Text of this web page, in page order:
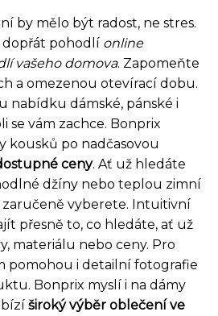
by mělo být radost, ne stres.
dopřát pohodlí online
vašeho domova. Zapomeňte
a omezenou otevírací dobu.
nabídku dámské, pánské i
se vám zachce. Bonprix
kousků po nadčasovou
ceny. Ať už hledáte
džíny nebo teplou zimní
vyberete. Intuitivní
přesně to, co hledáte, ať už
materiálu nebo ceny. Pro
pomohou i detailní fotografie
Bonprix myslí i na dámy
široký výběr oblečení ve